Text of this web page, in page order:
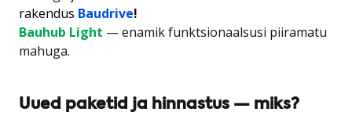
rakendus Baudrive!
Bauhub Light — enamik funktsionaalsusi piiramatu
mahuga.
Uued paketid ja hinnastus — miks?